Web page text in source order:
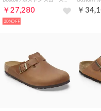
￥27,280
20%OFF
￥